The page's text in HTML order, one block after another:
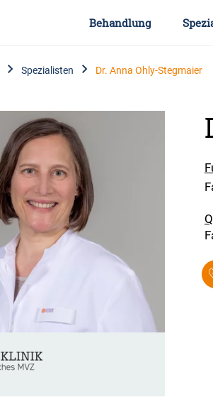
Behandlung
Spezialisten Dr. Anna Ohly-Stegmaier